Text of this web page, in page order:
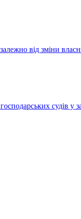
від зміни
судів у